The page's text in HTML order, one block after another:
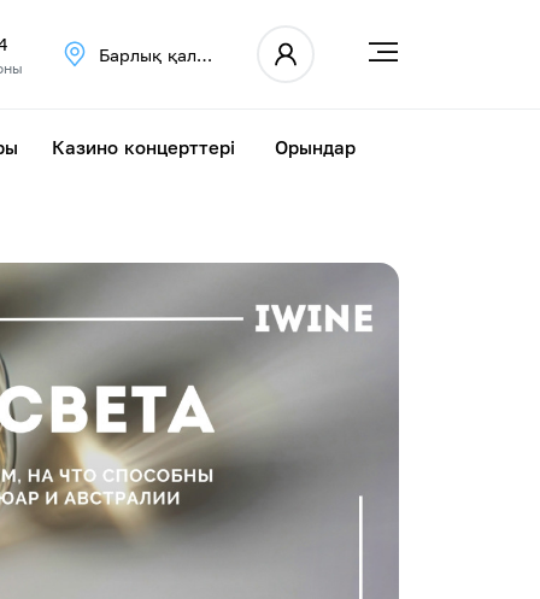
Барлық қалалар
Казино концерттері Орындар